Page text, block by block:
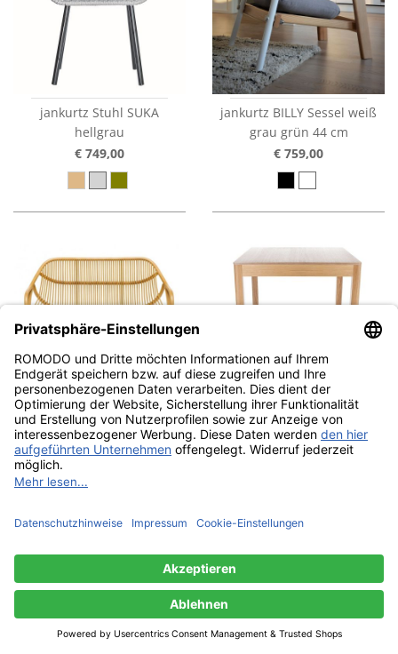
jankurtz Stuhl SUKA
hellgrau
€ 749,00
jankurtz BILLY Sessel weiß
grau grün 44 cm
€ 759,00
jankurtz Bank YARA als
Zweisitzer
€ 789,01
NEU
jankurtz SCHÄL Tisch
160x90 cm